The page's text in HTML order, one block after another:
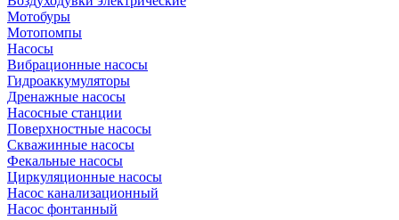
Мотобуры
Мотопомпы
Насосы
Вибрационные насосы
Гидроаккумуляторы
Дренажные насосы
Насосные станции
Поверхностные насосы
Скважинные насосы
Фекальные насосы
Циркуляционные насосы
Насос канализационный
Насос фонтанный